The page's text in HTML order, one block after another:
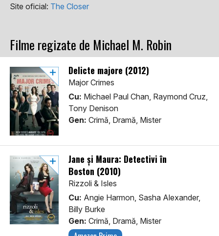
Site oficial: The Closer
Filme regizate de Michael M. Robin
Delicte majore (2012)
Major Crimes
Cu: Michael Paul Chan, Raymond Cruz,
Tony Denison
Gen: Crimă, Dramă, Mister
Jane și Maura: Detectivi în
Boston (2010)
Rizzoli & Isles
Cu: Angie Harmon, Sasha Alexander,
Billy Burke
Gen: Crimă, Dramă, Mister